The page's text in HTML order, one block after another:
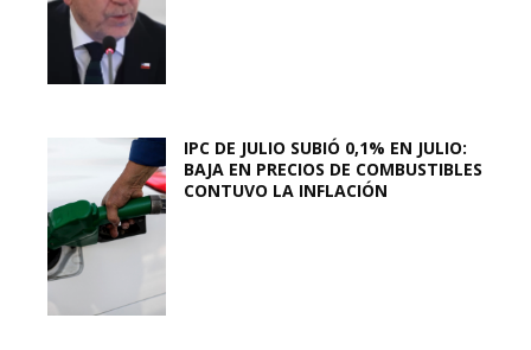
IPC DE JULIO SUBIÓ 0,1% EN JULIO:
BAJA EN PRECIOS DE COMBUSTIBLES
CONTUVO LA INFLACIÓN